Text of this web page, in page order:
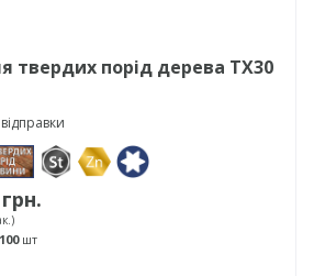
твердих порід дерева TX30
100шт